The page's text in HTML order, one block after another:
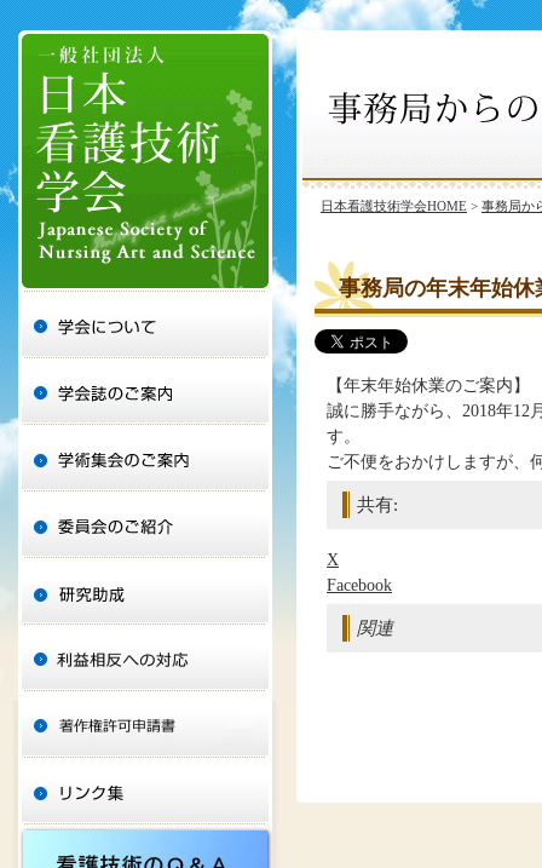
日本看護技術学会HOME > 事務局か
事務局の年末年始休
【年末年始休業のご案内】
誠に勝手ながら、2018年12
す。
ご不便をおかけしますが、
共有:
X
Facebook
関連